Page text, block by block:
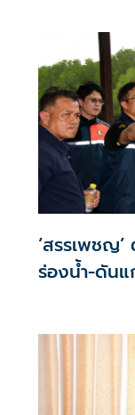
ตามจับคนร้ายจา
รับแจ้งว่ามีเหตุลั
เจริญ จ.พิจิตร ตำ
(ขอสงวนนามสกุล)
‘สรรเพชญ
ร่องน้ำ-ดัน